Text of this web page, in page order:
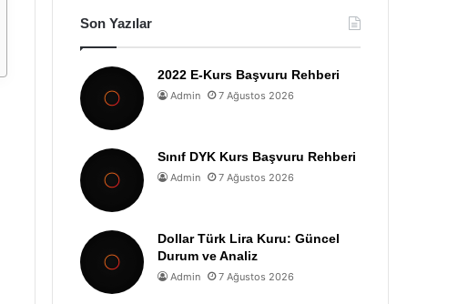
Son Yazılar
2022 E-Kurs Başvuru Rehberi
Admin 7 Ağustos 2026
Sınıf DYK Kurs Başvuru Rehberi
Admin 7 Ağustos 2026
Dollar Türk Lira Kuru: Güncel
Durum ve Analiz
Admin 7 Ağustos 2026